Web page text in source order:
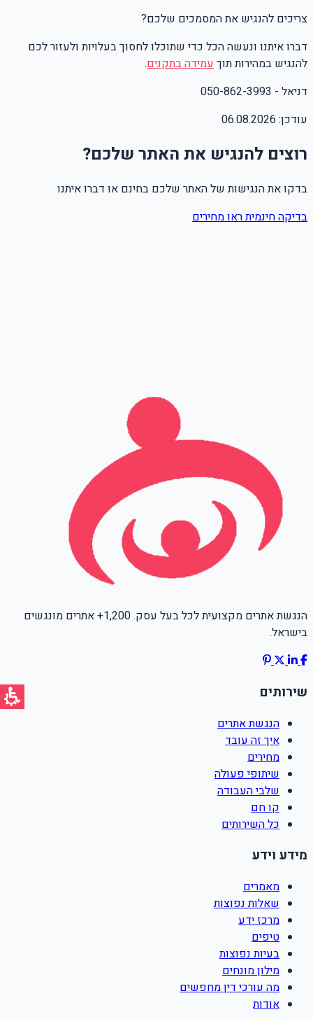
צריכים להנגיש את המסמכים שלכם?
דברו איתנו ונעשה הכל כדי שתוכלו לחסוך בעלויות ולעזור לכם
להנגיש במהירות תוך עמידה בתקנים.
דניאל - 0 50-862-3993
עודכן: 06.08.2026
רוצים להנגיש את האתר שלכם?
בדקו את הנגישות של האתר שלכם בחינם או דברו איתנו
בדיקה חינמיתראו מחירים
הנגשת אתרים מקצועית לכל בעל עסק. 1,200+ אתרים מונגשים
בישראל.
שירותים
הנגשת אתרים
איך זה עובד
מחירים
שיתופי פעולה
שלבי העבודה
קו חם
כל השירותים
מידע וידע
מאמרים
שאלות נפוצות
מרכז ידע
טיפים
בעיות נפוצות
מילון מונחים
מה עורכי דין מחפשים
אודות